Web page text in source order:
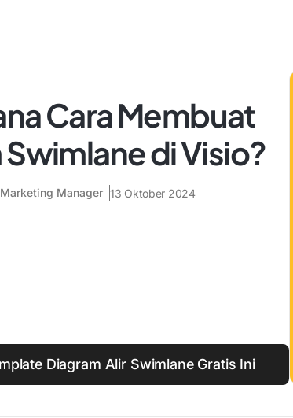
Cara Membuat
di Visio?
Manager 13 Oktober 2024
Diagram Alir Swimlane Gratis Ini